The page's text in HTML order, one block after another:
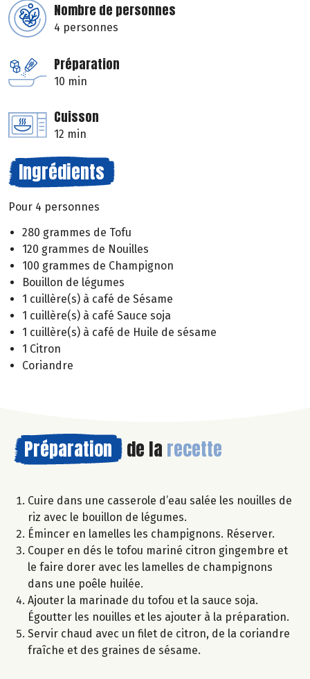
Nombre de personnes
4 personnes
Préparation
10 min
Cuisson
12 min
Ingrédients
Pour 4 personnes
280 grammes de Tofu
120 grammes de Nouilles
100 grammes de Champignon
Bouillon de légumes
1 cuillère(s) à café de Sésame
1 cuillère(s) à café Sauce soja
1 cuillère(s) à café de Huile de sésame
1 Citron
Coriandre
Préparation de la recette
Cuire dans une casserole d’eau salée les nouilles de
riz avec le bouillon de légumes.
Émincer en lamelles les champignons. Réserver.
Couper en dés le tofou mariné citron gingembre et
le faire dorer avec les lamelles de champignons
dans une poêle huilée.
Ajouter la marinade du tofou et la sauce soja.
Égoutter les nouilles et les ajouter à la préparation.
Servir chaud avec un filet de citron, de la coriandre
fraîche et des graines de sésame.